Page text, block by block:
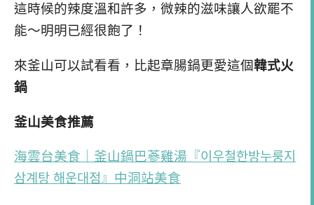
這時候的辣度溫和許多，微辣的滋味讓人欲罷不
能～明明已經很飽了！
來釜山可以試看看，比起章腸鍋更愛這個韓式火
鍋
釜山美食推薦
海雲台美食｜釜山鍋巴蔘雞湯『이우철한방누룽지
삼계탕 해운대점』中洞站美食